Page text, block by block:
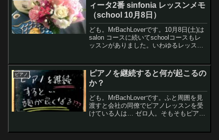
ィータ2番 sinfonia レッスンメモ
（school 10月8日）
ども。MrBachLoverです。10月8日(土)は
salon コースに続いてschoolコースもレ
ッスンがありました。いわゆるレッスン
をしてもらっています。レモ...
ピアノ
ピアノを継続すると何が起こるの
か？
ども。MrBachLoverです。ふと周囲を見
渡すと会社の同僚でピアノレッスンを受
けている人は… ゼロ人。そもそもピアノ